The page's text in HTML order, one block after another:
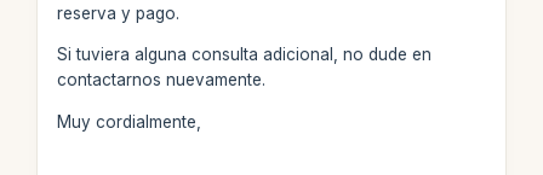
reserva y pago.
Si tuviera alguna consulta adicional, no dude en
contactarnos nuevamente.
Muy cordialmente,